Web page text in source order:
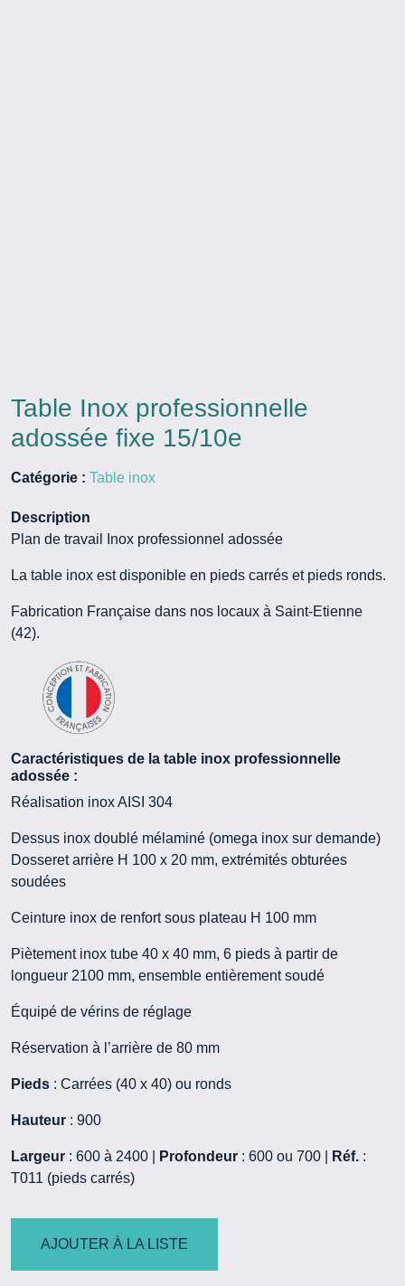
Table Inox professionnelle
adossée fixe 15/10e
Catégorie : Table inox
Description
Plan de travail Inox professionnel adossée
La table inox est disponible en pieds carrés et pieds ronds.
Fabrication Française dans nos locaux à Saint-Etienne
(42).
Caractéristiques de la table inox professionnelle
adossée :
Réalisation inox AISI 304
Dessus inox doublé mélaminé (omega inox sur demande)
Dosseret arrière H 100 x 20 mm, extrémités obturées
soudées
Ceinture inox de renfort sous plateau H 100 mm
Piètement inox tube 40 x 40 mm, 6 pieds à partir de
longueur 2100 mm, ensemble entièrement soudé
Équipé de vérins de réglage
Réservation à l’arrière de 80 mm
Pieds : Carrées (40 x 40) ou ronds
Hauteur : 900
Largeur : 600 à 2400 | Profondeur : 600 ou 700 | Réf. :
T011 (pieds carrés)
AJOUTER À LA LISTE